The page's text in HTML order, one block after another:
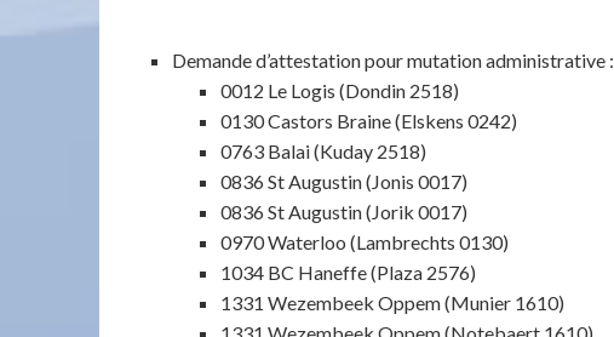
Demande d’attestation pour mutation administrative :
0012 Le Logis (Dondin 2518)
0130 Castors Braine (Elskens 0242)
0763 Balai (Kuday 2518)
0836 St Augustin (Jonis 0017)
0836 St Augustin (Jorik 0017)
0970 Waterloo (Lambrechts 0130)
1034 BC Haneffe (Plaza 2576)
1331 Wezembeek Oppem (Munier 1610)
1331 Wezembeek Oppem (Notebaert 1610)